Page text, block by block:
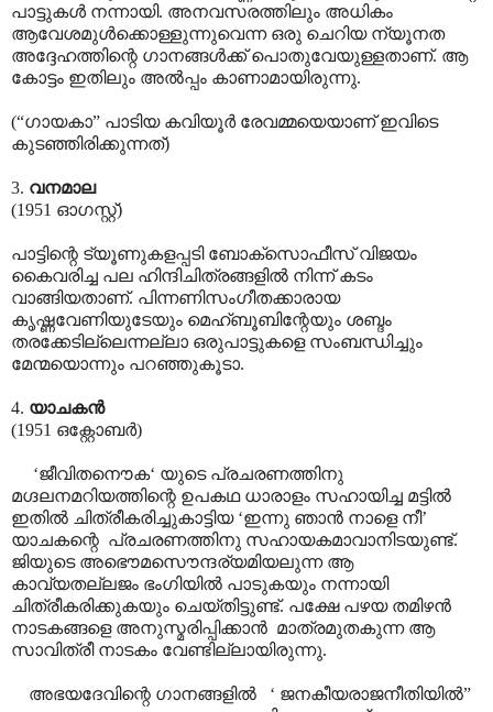
പാട്ടുകൾ നന്നായി. അനവസരത്തിലും അധികം
ആവേശമുൾക്കൊള്ളുന്നുവെന്ന ഒരു ചെറിയ ന്യൂനത
അദ്ദേഹത്തിന്റെ ഗാനങ്ങൾക്ക് പൊതുവേയുള്ളതാണ്. ആ
കോട്ടം ഇതിലും അൽ‌പ്പം കാണാമായിരുന്നു.
(“ഗായകാ” പാടിയ കവിയൂർ രേവമ്മയെയാണ് ഇവിടെ
കുടഞ്ഞിരിക്കുന്നത്)
3. വനമാല
(1951 ഓഗസ്റ്റ്)
പാട്ടിന്റെ ട്യൂണുകളപ്പടി ബോക്സൊഫീസ് വിജയം
കൈവരിച്ച പല ഹിന്ദിചിത്രങ്ങളിൽ നിന്ന് കടം
വാങ്ങിയതാണ്. പിന്നണിസംഗീതക്കാരായ
കൃഷ്ണവേണിയുടേയും മെഹ്ബൂബിന്റേയും ശബ്ദം
തരക്കേടില്ലെന്നല്ലാ ഒരുപാട്ടുകളെ സംബന്ധിച്ചും
മേന്മയൊന്നും പറഞ്ഞുകൂടാ.
4. യാചകൻ
(1951 ഒക്റ്റോബർ)
‘ജീവിതനൌക‘ യുടെ പ്രചരണത്തിനു
മഗ്ദലനമറിയത്തിന്റെ ഉപകഥ ധാരാളം സഹായിച്ച മട്ടിൽ
ഇതിൽ ചിത്രീകരിച്ചുകാട്ടിയ ‘ഇന്നു ഞാൻ നാളെ നീ’
യാചകന്റെ പ്രചരണത്തിനു സഹായകമാവാനിടയുണ്ട്.
ജിയുടെ അഭൌമസൌന്ദര്യമിയലുന്ന ആ
കാവ്യതല്ലജം ഭംഗിയിൽ പാടുകയും നന്നായി
ചിത്രീകരിക്കുകയും ചെയ്തിട്ടുണ്ട്. പക്ഷേ പഴയ തമിഴൻ
നാടകങ്ങളെ അനുസ്മരിപ്പിക്കാൻ മാത്രമുതകുന്ന ആ
സാവിത്രീ നാടകം വേണ്ടില്ലായിരുന്നു.
അഭയദേവിന്റെ ഗാനങ്ങളിൽ ‘ ജനകീയരാജനീതിയിൽ”